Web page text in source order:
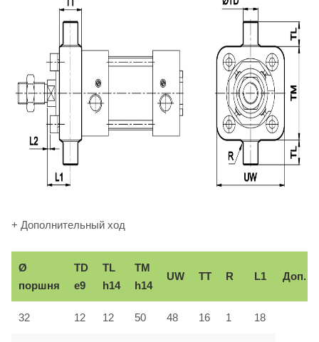
+ Дополнительный ход
Ø
поршня
TD
e9
TL
h14
TM
h14
UW TT R L1 Доп.
32 12 12 50 48 16 1 18